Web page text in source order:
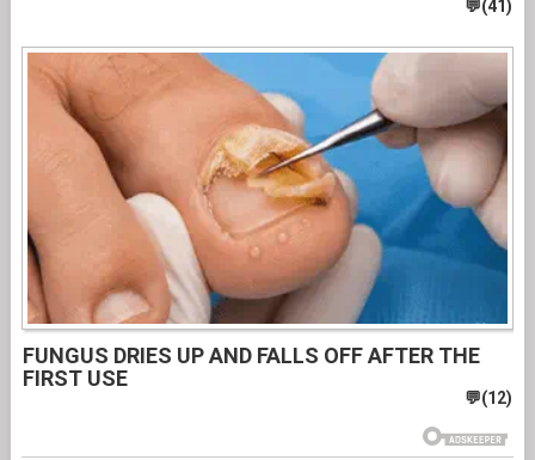
FUNGUS DRIES UP AND FALLS OFF AFTER THE
FIRST USE